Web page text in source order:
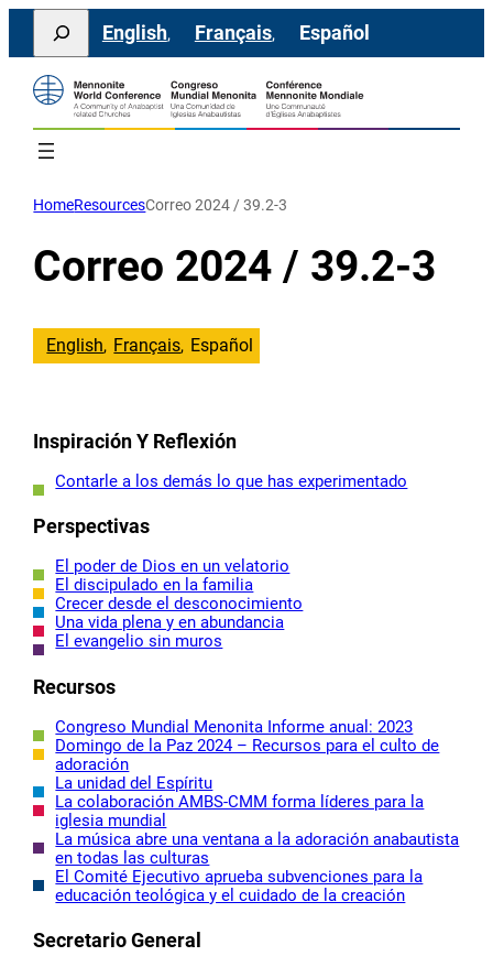
Saltar
contenido
Search
English Français Español
HomeResourcesCorreo 2024 / 39.2-3
Correo 2024 / 39.2-3
English Français Español
Inspiración Y Reflexión
Contarle a los demás lo que has experimentado
Perspectivas
El poder de Dios en un velatorio
El discipulado en la familia
Crecer desde el desconocimiento
Una vida plena y en abundancia
El evangelio sin muros
Recursos
Congreso Mundial Menonita Informe anual: 2023
Domingo de la Paz 2024 – Recursos para el culto de
adoración
La unidad del Espíritu
La colaboración AMBS-CMM forma líderes para la
iglesia mundial
La música abre una ventana a la adoración anabautista
en todas las culturas
El Comité Ejecutivo aprueba subvenciones para la
educación teológica y el cuidado de la creación
Secretario General